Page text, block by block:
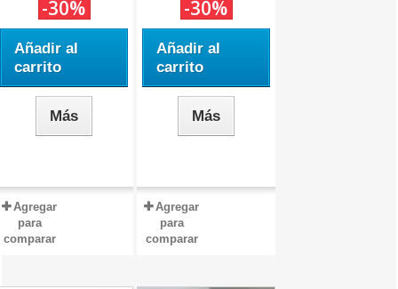
-30%
Añadir al
carrito
Más
Agregar
para
comparar
-30%
Añadir al
carrito
Más
Agregar
para
comparar